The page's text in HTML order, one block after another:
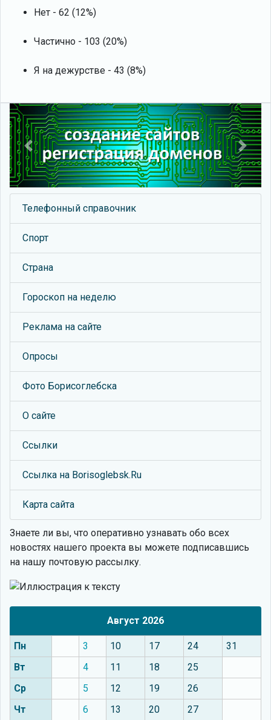
Нет - 62 (12%)
Частично - 103 (20%)
Я на дежурстве - 43 (8%)
Previous Next
Телефонный справочник
Спорт
Страна
Гороскоп на неделю
Реклама на сайте
Опросы
Фото Борисоглебска
О сайте
Ссылки
Ссылка на Borisoglebsk.Ru
Карта сайта
Знаете ли вы, что оперативно узнавать обо всех
новостях нашего проекта вы можете подписавшись
на нашу почтовую рассылку.
Август 2026
Пн 3 10 17 24
31
Вт
4 11 18
25
Ср
5 12 19
26
Чт
6 13 20 27